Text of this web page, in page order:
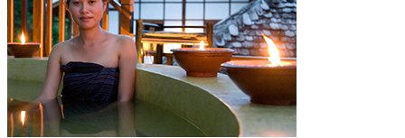
Laos
Luang Prabang
Vientiane